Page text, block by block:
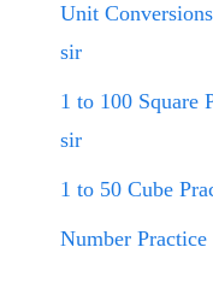
Unit
sir
1 to 100 Square
sir
1 to 50 Cube
Number Practice